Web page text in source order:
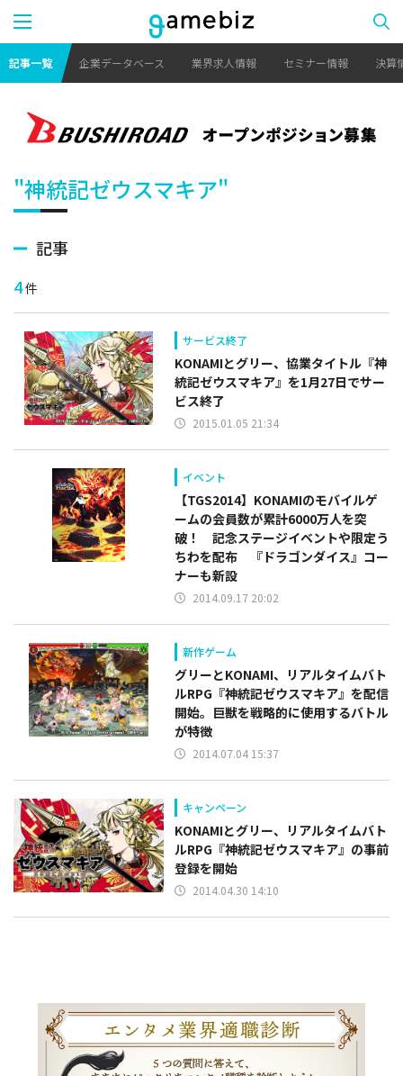
記事一覧 企業データベース 業界求人情報 セミナー情報 決算
"神統記ゼウスマキア"
記事
4件
サービス終了
KONAMIとグリー、協業タイトル『神
統記ゼウスマキア』を1月27日でサー
ビス終了
2015.01.05 21:34
イベント
【TGS2014】KONAMIのモバイルゲ
ームの会員数が累計6000万人を突
破！ 記念ステージイベントや限定う
ちわを配布 『ドラゴンダイス』コー
ナーも新設
2014.09.17 20:02
新作ゲーム
グリーとKONAMI、リアルタイムバト
ルRPG『神統記ゼウスマキア』を配信
開始。巨獣を戦略的に使用するバトル
が特徴
2014.07.04 15:37
キャンペーン
KONAMIとグリー、リアルタイムバト
ルRPG『神統記ゼウスマキア』の事前
登録を開始
2014.04.30 14:10